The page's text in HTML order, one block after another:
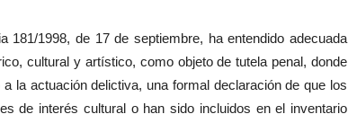
181/1998, de 17 de septiembre, ha entendido adecuada
cultural y artístico, como objeto de tutela penal, donde
la actuación delictiva, una formal declaración de que los
de interés cultural o han sido incluidos en el inventario